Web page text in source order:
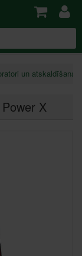
un
X